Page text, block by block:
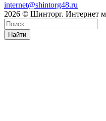
internet@shintorg48.ru
2026 © Шинторг. Интернет
Найти